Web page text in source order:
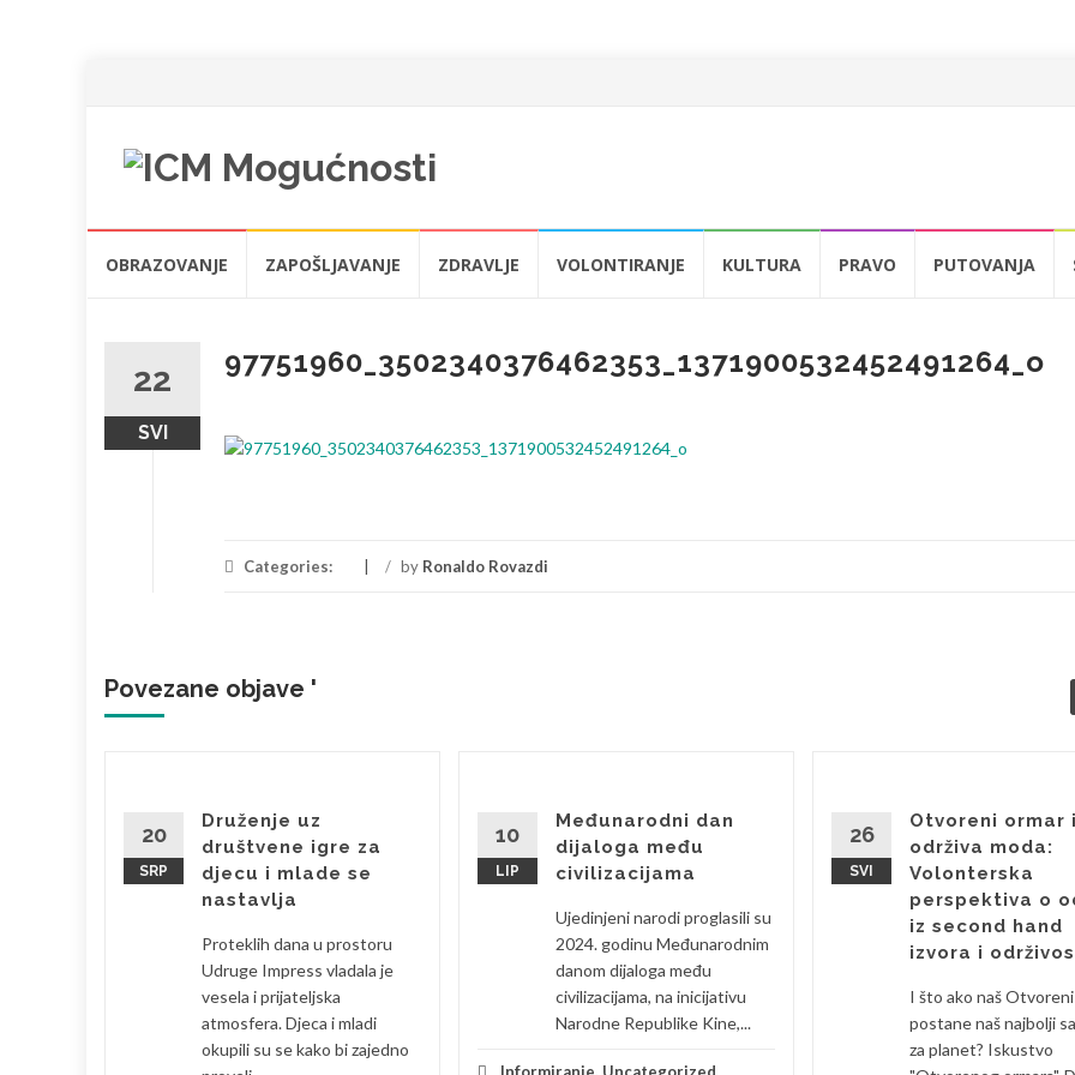
OBRAZOVANJE ZAPOŠLJAVANJE ZDRAVLJE VOLONTIRANJE KULTURA PRAVO PUTOVANJA
22
SVI
97751960_3502340376462353_1371900532452491264_o
Categories: / by Ronaldo Rovazdi
Povezane objave '
20
SRP
Druženje uz
društvene igre za
djecu i mlade se
nastavlja
Proteklih dana u prostoru
Udruge Impress vladala je
vesela i prijateljska
atmosfera. Djeca i mladi
okupili su se kako bi zajedno
10
LIP
Međunarodni dan
dijaloga među
civilizacijama
Ujedinjeni narodi proglasili su
2024. godinu Međunarodnim
danom dijaloga među
civilizacijama, na inicijativu
Narodne Republike Kine,...
26
SVI
Otvoreni ormar i
održiva moda:
Volonterska
perspektiva o
iz second hand
izvora i
I što ako naš
postane naš najbolji
za planet? Iskustvo